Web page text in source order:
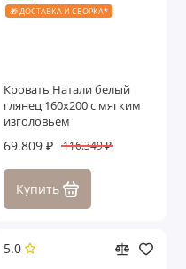
🎁 ДОСТАВКА И СБОРКА*
Кровать Натали белый
глянец 160х200 с мягким
изголовьем
69.809 ₽ 116.349 ₽
Купить
5.0